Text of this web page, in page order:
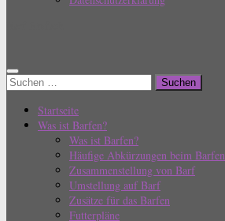
Suchen
Startseite
Was ist Barfen?
Was ist Barfen?
Häufige Abkürzungen beim Barfen
Zusammenstellung von Barf
Umstellung auf Barf
Zusätze für das Barfen
Futterpläne